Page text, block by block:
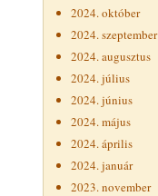
2024. október
2024. szeptember
2024. augusztus
2024. július
2024. június
2024. május
2024. április
2024. január
2023. november